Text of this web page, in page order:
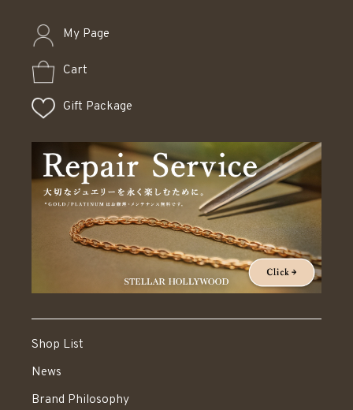
My Page
Cart
Gift Package
Shop List
News
Brand Philosophy